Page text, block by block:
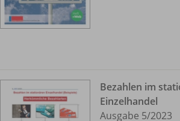
Bezahlen im
Einzelhandel
Ausgabe 5/2023